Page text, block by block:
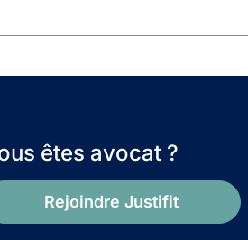
êtes avocat ?
Rejoindre Justifit